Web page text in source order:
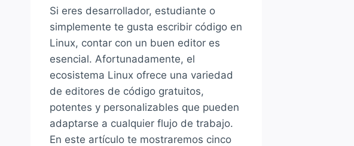
Si eres desarrollador, estudiante o
simplemente te gusta escribir código en
Linux, contar con un buen editor es
esencial. Afortunadamente, el
ecosistema Linux ofrece una variedad
de editores de código gratuitos,
potentes y personalizables que pueden
adaptarse a cualquier flujo de trabajo.
En este artículo te mostraremos cinco